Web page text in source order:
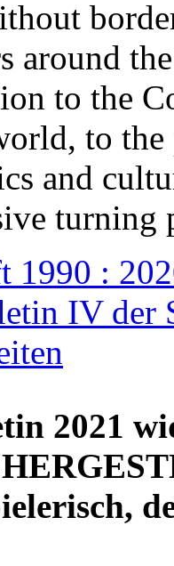
around
to the
to the
and
turning
1990 :
IV der
2021